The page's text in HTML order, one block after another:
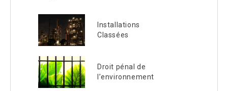
Installations
Classées
Droit pénal de
l’environnement